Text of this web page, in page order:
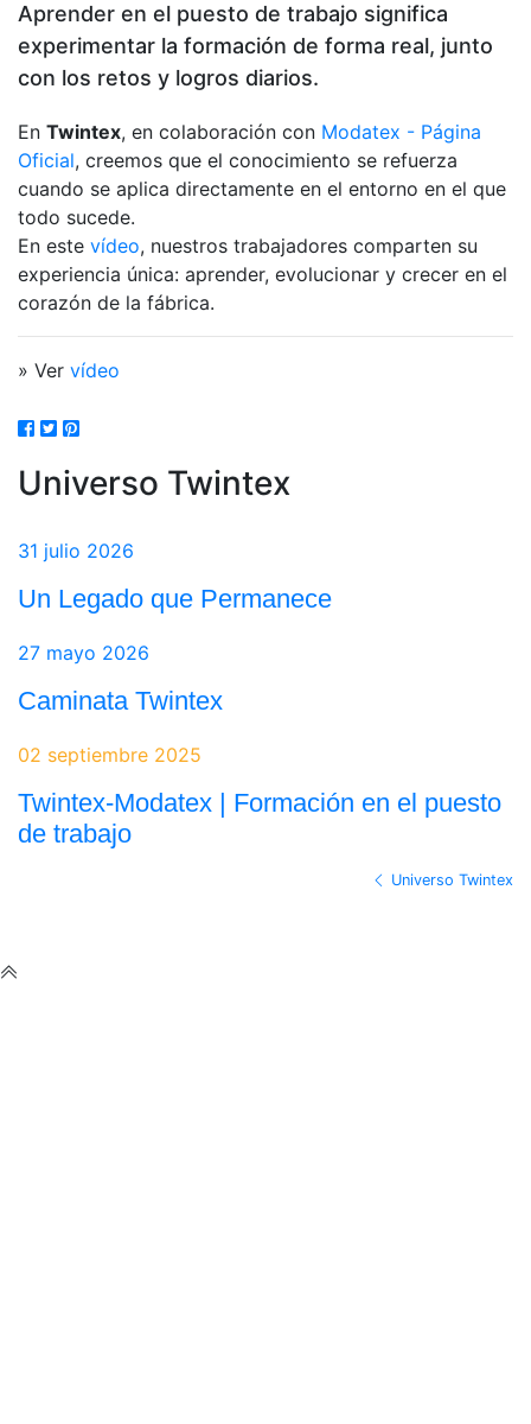
Aprender en el puesto de trabajo significa
experimentar la formación de forma real, junto
con los retos y logros diarios.
En Twintex, en colaboración con Modatex - Página
Oficial, creemos que el conocimiento se refuerza
cuando se aplica directamente en el entorno en el que
todo sucede.
En este vídeo, nuestros trabajadores comparten su
experiencia única: aprender, evolucionar y crecer en el
corazón de la fábrica.
» Ver vídeo
Universo Twintex
31 julio 2026
Un Legado que Permanece
27 mayo 2026
Caminata Twintex
02 septiembre 2025
Twintex-Modatex | Formación en el puesto
de trabajo
Universo Twintex